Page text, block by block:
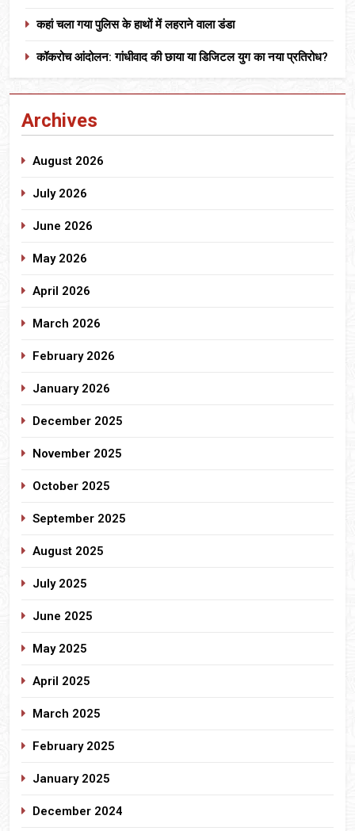
कहां चला गया पुलिस के हाथों में लहराने वाला डंडा
कॉकरोच आंदोलन: गांधीवाद की छाया या डिजिटल युग का नया प्रतिरोध?
Archives
August 2026
July 2026
June 2026
May 2026
April 2026
March 2026
February 2026
January 2026
December 2025
November 2025
October 2025
September 2025
August 2025
July 2025
June 2025
May 2025
April 2025
March 2025
February 2025
January 2025
December 2024